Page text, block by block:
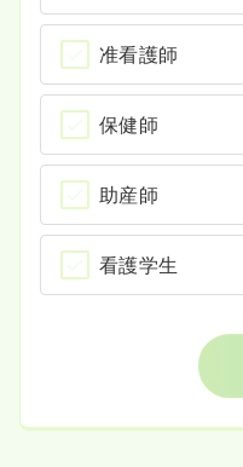
准看護師
保健師
助産師
看護学生